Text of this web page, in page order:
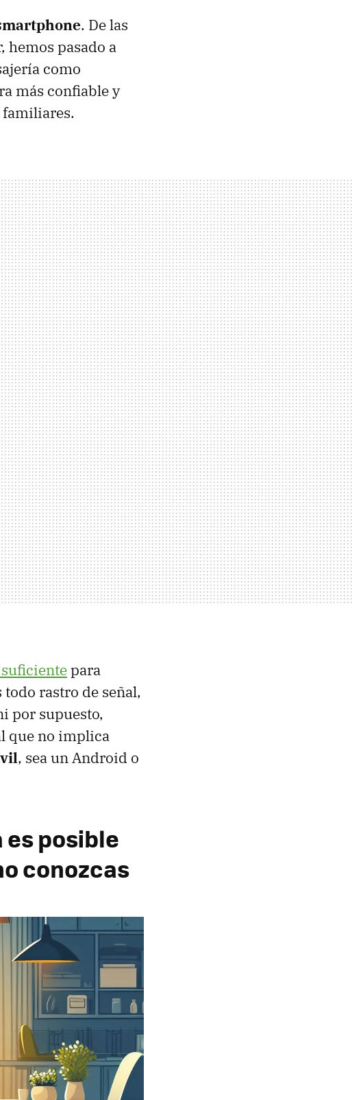
. De las
pasado a
como
más confiable y
familiares.
suficientepara
rastro de señal,
por supuesto,
que no implica
, sea un Android o
posible
conozcas